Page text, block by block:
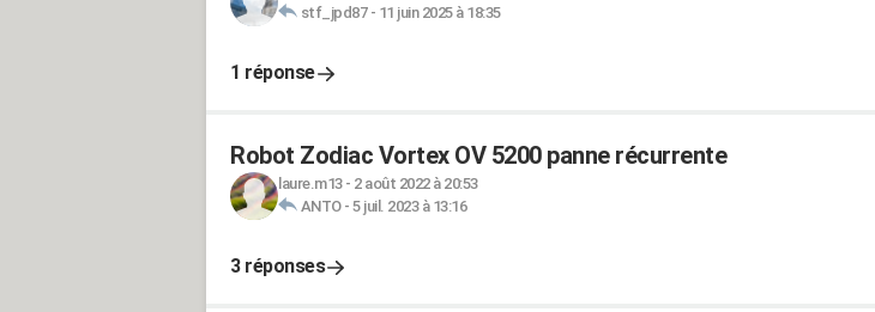
stf_jpd87- 11 juin 2025 à 18:35
1 réponse
Robot Zodiac Vortex OV 5200 panne récurrente
laure.m13- 2 août 2022 à 20:53
ANTO- 5 juil. 2023 à 13:16
3 réponses